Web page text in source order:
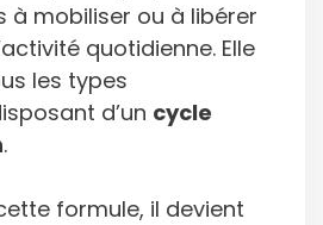
à mobiliser ou à libérer
quotidienne. Elle
les types
d’un cycle
.
formule, il devient